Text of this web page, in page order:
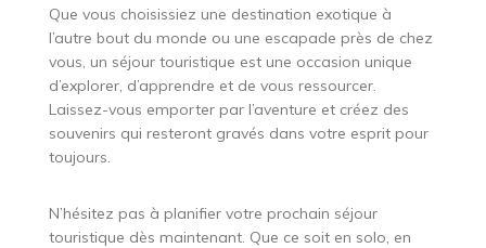
Que vous choisissiez une destination exotique à
l’autre bout du monde ou une escapade près de chez
vous, un séjour touristique est une occasion unique
d’explorer, d’apprendre et de vous ressourcer.
Laissez-vous emporter par l’aventure et créez des
souvenirs qui resteront gravés dans votre esprit pour
toujours.
N’hésitez pas à planifier votre prochain séjour
touristique dès maintenant. Que ce soit en solo, en